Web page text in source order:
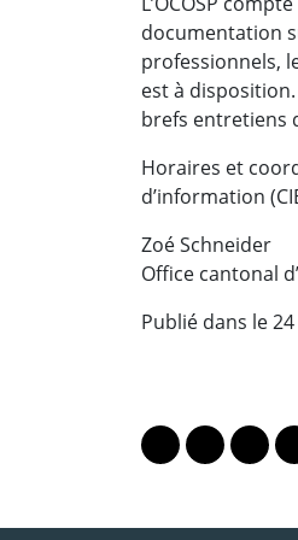
documentation
professionnels,
est à
brefs entretiens
Horaires et
d’information
Zoé Schneider
Office cantonal
Publié dans le
Lien vers le
Lien vers
Lien